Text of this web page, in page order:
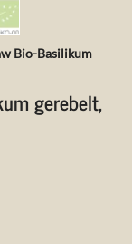
Bio-Basilikum
gerebelt,